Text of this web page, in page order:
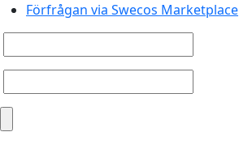
Förfrågan via Swecos Marketplace